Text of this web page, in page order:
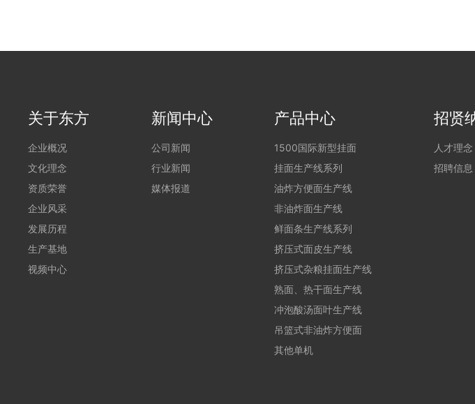
关于东方
企业概况
文化理念
资质荣誉
企业风采
发展历程
生产基地
视频中心
新闻中心
公司新闻
行业新闻
媒体报道
产品中心
1500国际新型挂面
挂面生产线系列
油炸方便面生产线
非油炸面生产线
鲜面条生产线系列
挤压式面皮生产线
挤压式杂粮挂面生产线
熟面、热干面生产线
冲泡酸汤面叶生产线
吊篮式非油炸方便面
其他单机
招贤
人才理念
招聘信息